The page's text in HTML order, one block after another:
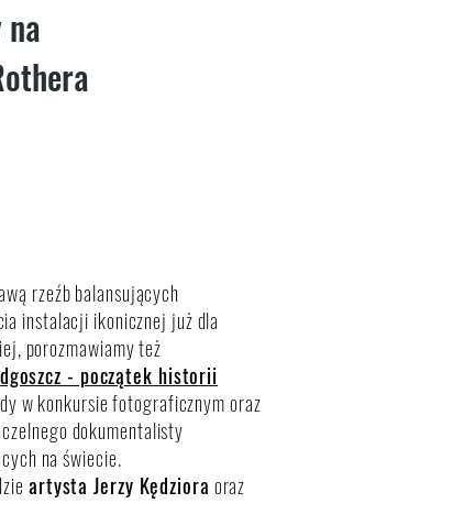
rzeźb balansujących
instalacji ikonicznej już dla
porozmawiamy też
- początek historii
w konkursie fotograficznym oraz
dokumentalisty
na świecie.
artysta Jerzy Kędziora oraz